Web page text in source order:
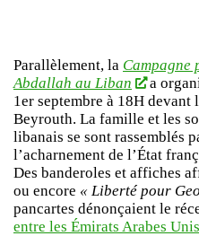
Parallèlement, la Campagne
Abdallah au Liban
a
1er septembre à 18H devant
Beyrouth. La famille et les
libanais se sont rassemblés
l’acharnement de l’État
Des banderoles et affiches
ou encore « Liberté pour
pancartes dénonçaient le
entre les Émirats Arabes